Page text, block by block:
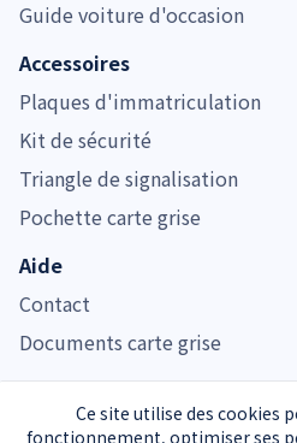
Ce site utilise des cookies
fonctionnement, optimiser ses
Guide voiture d'occasion
Accessoires
Plaques d'immatriculation
Kit de sécurité
Triangle de signalisation
Pochette carte grise
Aide
Contact
Documents carte grise